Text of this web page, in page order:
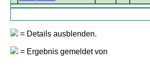
= Details ausblenden.
= Ergebnis gemeldet von